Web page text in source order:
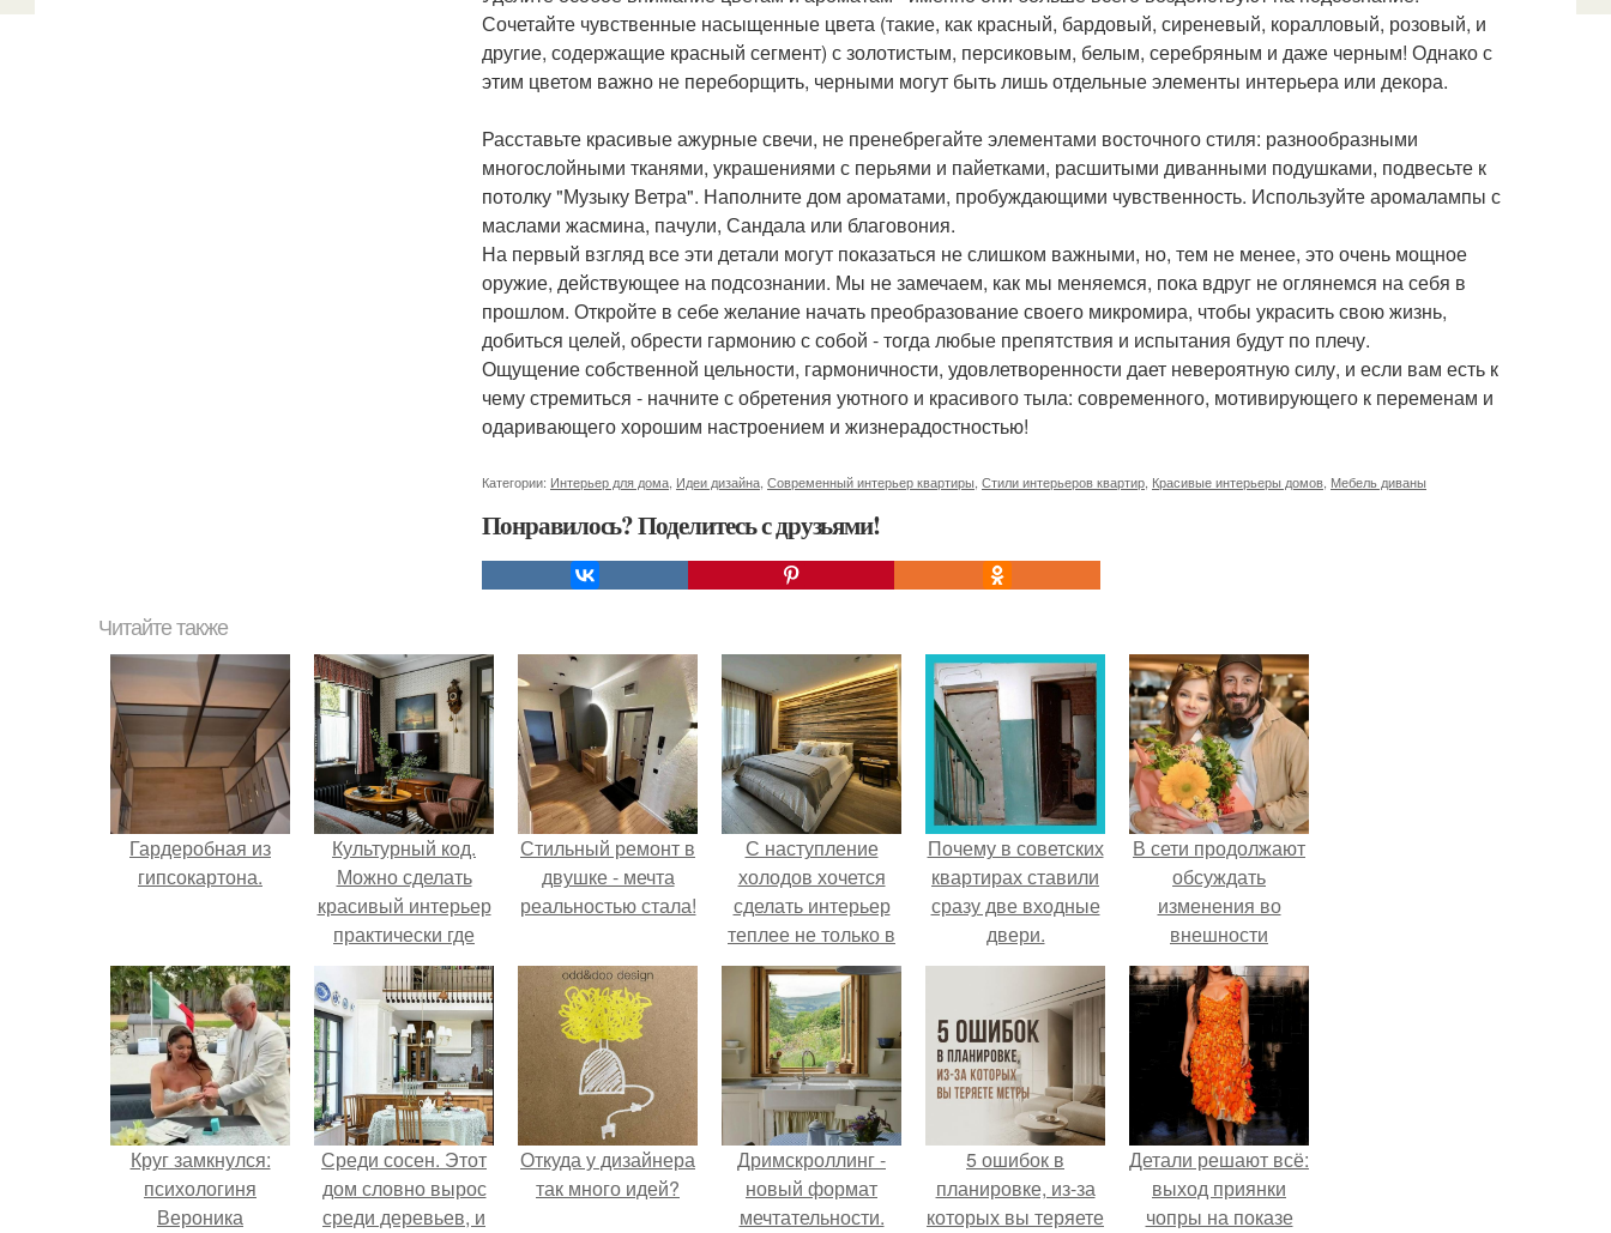
Сочетайте чувственные насыщенные цвета (такие, как красный, бардовый, сиреневый, коралловый, розовый, и
другие, содержащие красный сегмент) с золотистым, персиковым, белым, серебряным и даже черным! Однако с
этим цветом важно не переборщить, черными могут быть лишь отдельные элементы интерьера или декора.
Расставьте красивые ажурные свечи, не пренебрегайте элементами восточного стиля: разнообразными
многослойными тканями, украшениями с перьями и пайетками, расшитыми диванными подушками, подвесьте к
потолку "Музыку Ветра". Наполните дом ароматами, пробуждающими чувственность. Используйте аромалампы с
маслами жасмина, пачули, Сандала или благовония.
На первый взгляд все эти детали могут показаться не слишком важными, но, тем не менее, это очень мощное
оружие, действующее на подсознании. Мы не замечаем, как мы меняемся, пока вдруг не оглянемся на себя в
прошлом. Откройте в себе желание начать преобразование своего микромира, чтобы украсить свою жизнь,
добиться целей, обрести гармонию с собой - тогда любые препятствия и испытания будут по плечу.
Ощущение собственной цельности, гармоничности, удовлетворенности дает невероятную силу, и если вам есть к
чему стремиться - начните с обретения уютного и красивого тыла: современного, мотивирующего к переменам и
одаривающего хорошим настроением и жизнерадостностью!
Категории: Интерьер для дома Идеи дизайна Современный интерьер квартиры Стили интерьеров квартир Красивые интерьеры домов Мебель диваны
Понравилось? Поделитесь с друзьями!
Читайте также
Гардеробная из
гипсокартона.
Культурный код.
Можно сделать
красивый интерьер
практически где
угодно.
Стильный ремонт в
двушке - мечта
реальностью стала!
С наступление
холодов хочется
сделать интерьер
теплее не только в
визуальном плане.
Почему в советских
квартирах ставили
сразу две входные
двери.
В сети продолжают
обсуждать
изменения во
внешности
актрисы.
Круг замкнулся:
психологиня
Вероника
Среди сосен. Этот
дом словно вырос
среди деревьев, и
Откуда у дизайнера
так много идей?
Дримскроллинг -
новый формат
мечтательности.
5 ошибок в
планировке, из-за
которых вы теряете
Детали решают всё:
выход приянки
чопры на показе